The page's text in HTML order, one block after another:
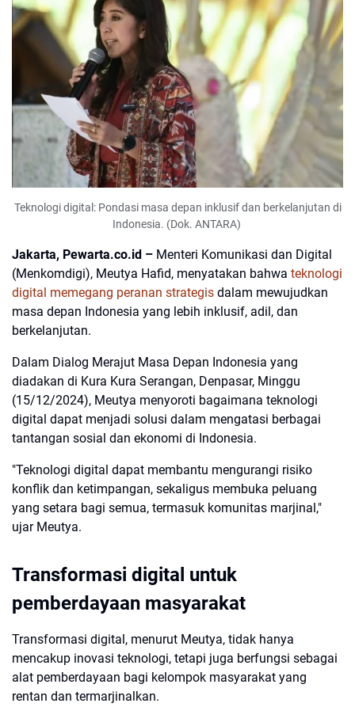
Teknologi digital: Pondasi masa depan inklusif dan berkelanjutan di
Indonesia. (Dok. ANTARA)
Jakarta, Pewarta.co.id – Menteri Komunikasi dan Digital
(Menkomdigi), Meutya Hafid, menyatakan bahwa teknologi
digital memegang peranan strategis dalam mewujudkan
masa depan Indonesia yang lebih inklusif, adil, dan
berkelanjutan.
Dalam Dialog Merajut Masa Depan Indonesia yang
diadakan di Kura Kura Serangan, Denpasar, Minggu
(15/12/2024), Meutya menyoroti bagaimana teknologi
digital dapat menjadi solusi dalam mengatasi berbagai
tantangan sosial dan ekonomi di Indonesia.
"Teknologi digital dapat membantu mengurangi risiko
konflik dan ketimpangan, sekaligus membuka peluang
yang setara bagi semua, termasuk komunitas marjinal,"
ujar Meutya.
Transformasi digital untuk
pemberdayaan masyarakat
Transformasi digital, menurut Meutya, tidak hanya
mencakup inovasi teknologi, tetapi juga berfungsi sebagai
alat pemberdayaan bagi kelompok masyarakat yang
rentan dan termarjinalkan.